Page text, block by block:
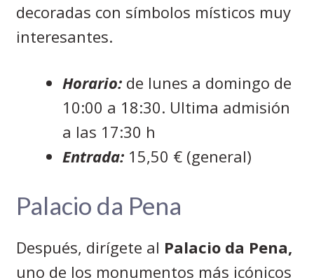
decoradas con símbolos místicos muy
interesantes.
Horario: de lunes a domingo de
10:00 a 18:30. Ultima admisión
a las 17:30 h
Entrada: 15,50 € (general)
Palacio da Pena
Después, dirígete al Palacio da Pena,
uno de los monumentos más icónicos